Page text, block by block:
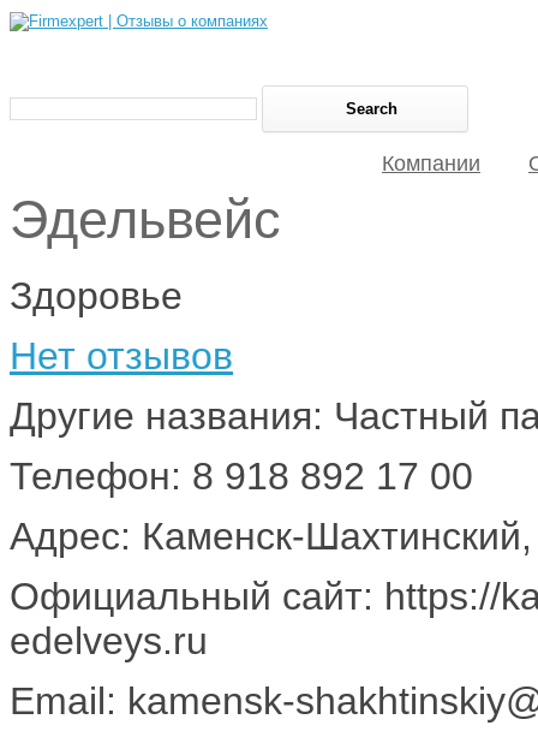
Компании
Эдельвейс
Здоровье
Нет отзывов
Другие названия: Частный
Телефон: 8 918 892 17 00
Адрес: Каменск-
Официальный сайт: https://
edelveys.ru
Email: kamensk-